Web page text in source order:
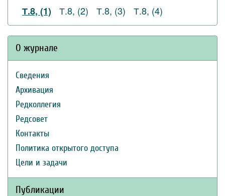
Т.8, (1) Т.8, (2) Т.8, (3) Т.8, (4)
О журнале
Сведения
Архивация
Редколлегия
Редсовет
Контакты
Политика открытого доступа
Цели и задачи
Публикации